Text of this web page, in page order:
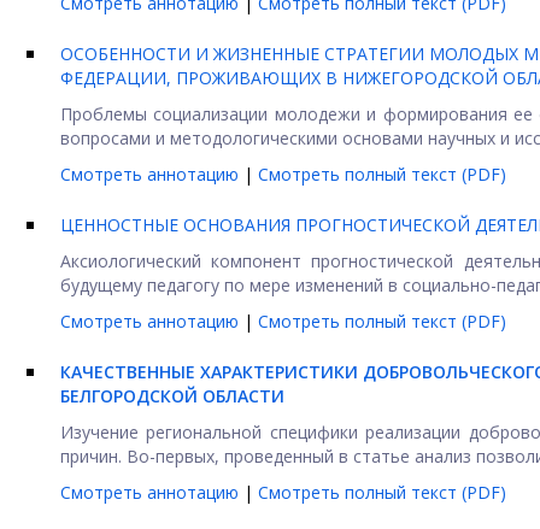
ОСОБЕННОСТИ И ЖИЗНЕННЫЕ СТРАТЕГИИ МОЛОДЫХ
ФЕДЕРАЦИИ, ПРОЖИВАЮЩИХ В НИЖЕГОРОДСКОЙ
Проблемы социализации молодежи и формирования ее
вопросами и методологическими основами научных и
Смотреть аннотацию | Смотреть полный текст (PDF)
ЦЕННОСТНЫЕ ОСНОВАНИЯ ПРОГНОСТИЧЕСКОЙ
Аксиологический компонент прогностической
будущему педагогу по мере изменений в социально-
Смотреть аннотацию | Смотреть полный текст (PDF)
КАЧЕСТВЕННЫЕ ХАРАКТЕРИСТИКИ
БЕЛГОРОДСКОЙ ОБЛАСТИ
Изучение региональной специфики реализации
причин. Во-первых, проведенный в статье анализ
Смотреть аннотацию | Смотреть полный текст (PDF)